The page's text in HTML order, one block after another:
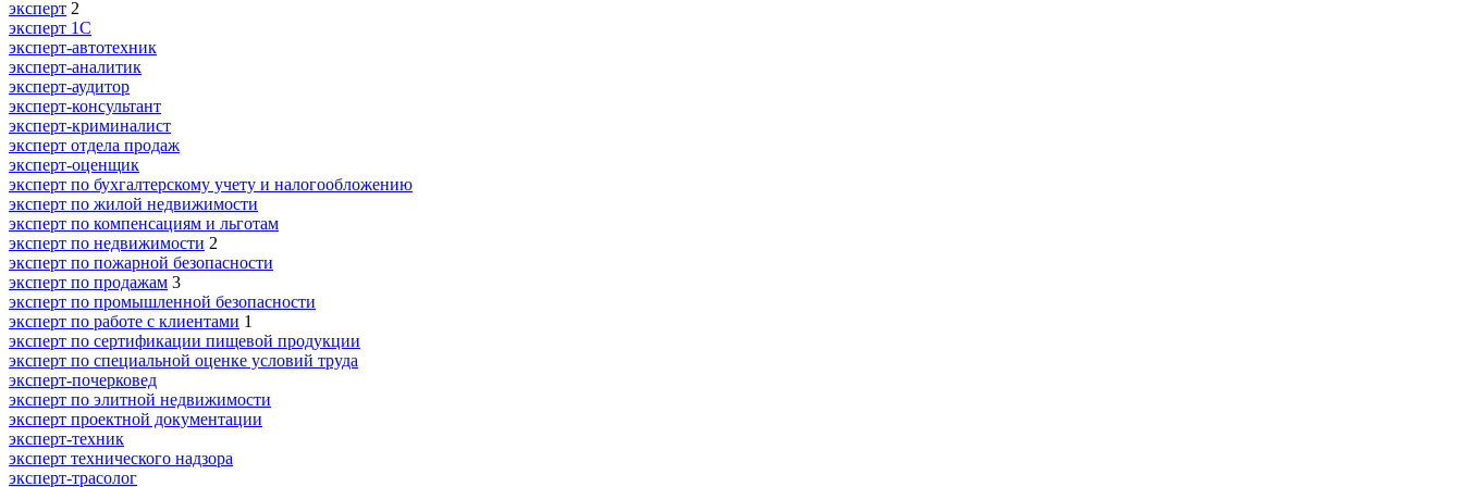
эксперт 2
эксперт 1С
эксперт-автотехник
эксперт-аналитик
эксперт-аудитор
эксперт-консультант
эксперт-криминалист
эксперт отдела продаж
эксперт-оценщик
эксперт по бухгалтерскому учету и налогообложению
эксперт по жилой недвижимости
эксперт по компенсациям и льготам
эксперт по недвижимости 2
эксперт по пожарной безопасности
эксперт по продажам 3
эксперт по промышленной безопасности
эксперт по работе с клиентами 1
эксперт по сертификации пищевой продукции
эксперт по специальной оценке условий труда
эксперт-почерковед
эксперт по элитной недвижимости
эксперт проектной документации
эксперт-техник
эксперт технического надзора
эксперт-трасолог